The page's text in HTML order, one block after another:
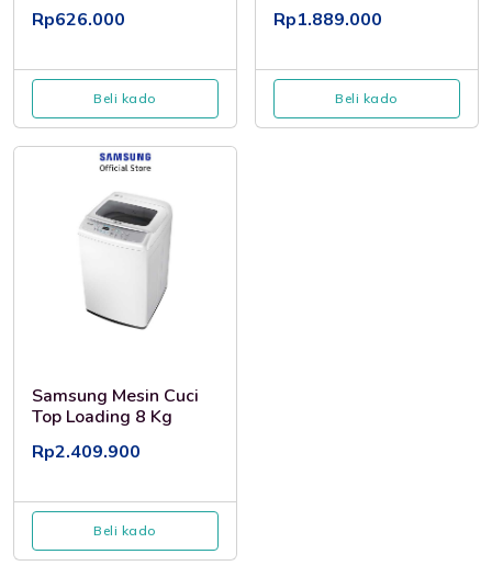
Rp626.000
Beli kado
Rp1.889.000
Beli kado
Samsung Mesin Cuci
Top Loading 8 Kg
Rp2.409.900
Beli kado